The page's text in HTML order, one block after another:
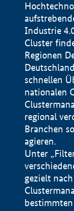
Industrie
Cluster
Regionen
schnellen
nationalen
regional
Branchen
agieren.
Unter
gezielt
Impressum
Datenschutzerklärung
BMWE, 2026 ©
100 km ©